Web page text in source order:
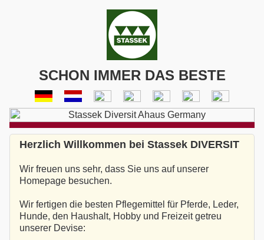
SCHON IMMER DAS BESTE
Herzlich Willkommen bei Stassek DIVERSIT
Wir freuen uns sehr, dass Sie uns auf unserer
Homepage besuchen.
Wir fertigen die besten Pflegemittel für Pferde, Leder,
Hunde, den Haushalt, Hobby und Freizeit getreu
unserer Devise: